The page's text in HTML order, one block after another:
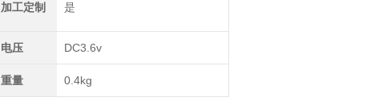
加工定制 是
电压 DC3.6v
重量 0.4kg